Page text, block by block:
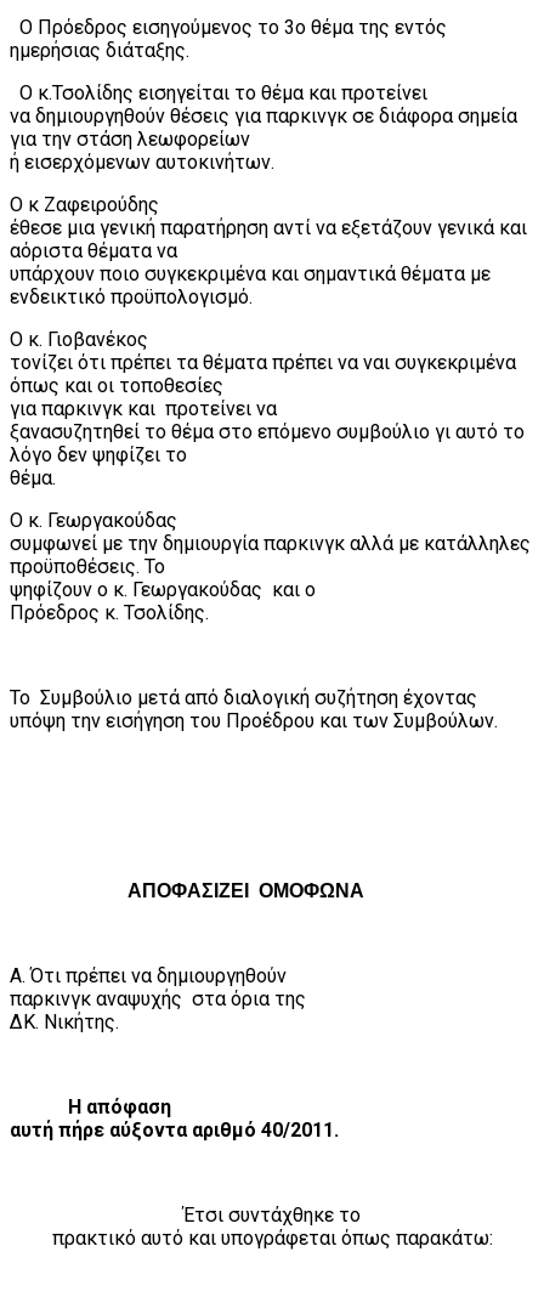
Ο Πρόεδρος εισηγούμενος το 3ο θέμα της εντός
ημερήσιας διάταξης.
Ο κ.Τσολίδης εισηγείται το θέμα και προτείνει
να δημιουργηθούν θέσεις για παρκινγκ σε διάφορα σημεία
για την στάση λεωφορείων
ή εισερχόμενων αυτοκινήτων.
Ο κ Ζαφειρούδης
έθεσε μια γενική παρατήρηση αντί να εξετάζουν γενικά και
αόριστα θέματα να
υπάρχουν ποιο συγκεκριμένα και σημαντικά θέματα με
ενδεικτικό προϋπολογισμό.
Ο κ. Γιοβανέκος
τονίζει ότι πρέπει τα θέματα πρέπει να ναι συγκεκριμένα
όπως και οι τοποθεσίες
για παρκινγκ και προτείνει να
ξανασυζητηθεί το θέμα στο επόμενο συμβούλιο γι αυτό το
λόγο δεν ψηφίζει το
θέμα.
Ο κ. Γεωργακούδας
συμφωνεί με την δημιουργία παρκινγκ αλλά με κατάλληλες
προϋποθέσεις. Το
ψηφίζουν ο κ. Γεωργακούδας και ο
Πρόεδρος κ. Τσολίδης.
Το Συμβούλιο μετά από διαλογική συζήτηση έχοντας
υπόψη την εισήγηση του Προέδρου και των Συμβούλων.
ΑΠΟΦΑΣΙΖΕΙ ΟΜΟΦΩΝΑ
Α. Ότι πρέπει να δημιουργηθούν
παρκινγκ αναψυχής στα όρια της
ΔΚ. Νικήτης.
Η απόφαση
αυτή πήρε αύξοντα αριθμό 40/2011.
Έτσι συντάχθηκε το
πρακτικό αυτό και υπογράφεται όπως παρακάτω: